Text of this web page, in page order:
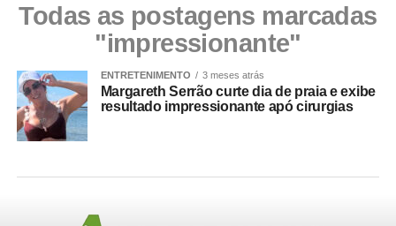
Todas as postagens marcadas
"impressionante"
ENTRETENIMENTO 3 meses atrás
Margareth Serrão curte dia de praia e exibe
resultado impressionante apó cirurgias